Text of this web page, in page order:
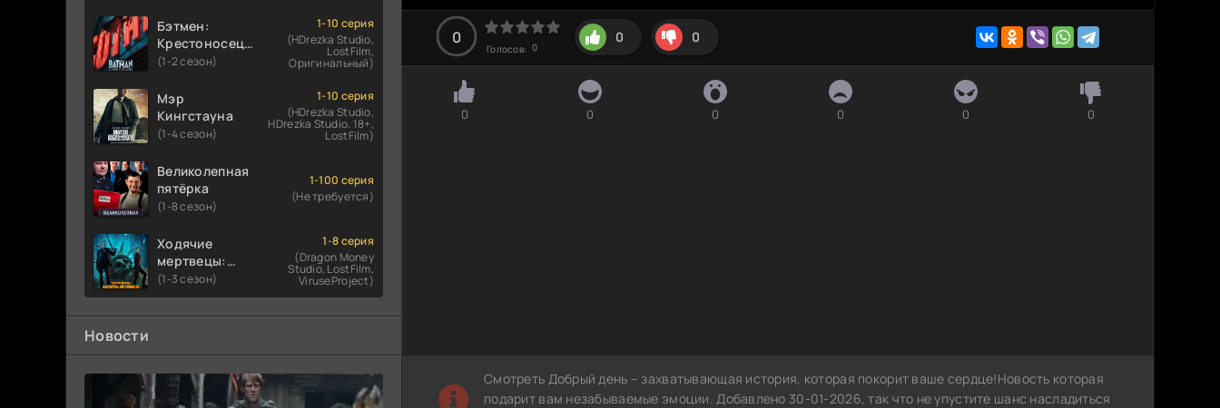
Бэтмен:
Крестоносец в
плаще
(1-2 сезон)
1-10 серия
(HDrezka Studio,
LostFilm,
Оригинальный)
Мэр
Кингстауна
(1-4 сезон)
1-10 серия
(HDrezka Studio,
HDrezka Studio. 18+,
LostFilm)
Великолепная
пятёрка
(1-8 сезон)
1-100 серия
(Не требуется)
Ходячие
мертвецы:
Мертвый
город
(1-3 сезон)
1-8 серия
(Dragon Money
Studio, LostFilm,
ViruseProject)
Новости
0
Голосов: 0
0 0
0 0 0 0 0 0
Смотреть Добрый день – захватывающая история, которая покорит ваше сердце!Новость которая
подарит вам незабываемые эмоции. Добавлено 30-01-2026, так что не упустите шанс насладиться